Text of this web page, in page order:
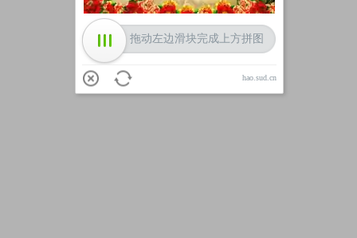
拖动左边滑块完成上方拼图
hao.sud.cn